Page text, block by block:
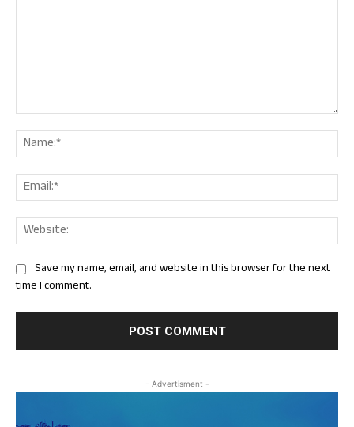
Save my name, email, and website in this browser for the next
time I comment.
- Advertisment -